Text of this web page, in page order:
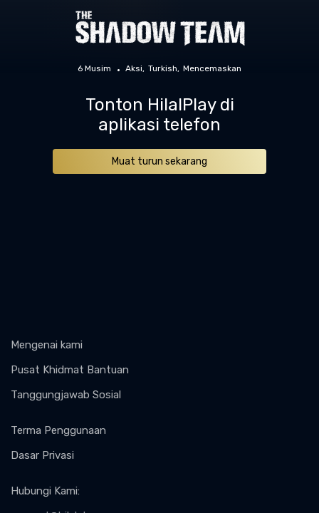
6 Musim Aksi Turkish Mencemaskan
Tonton HilalPlay di
aplikasi telefon
Muat turun sekarang
Mengenai kami
Pusat Khidmat Bantuan
Tanggungjawab Sosial
Terma Penggunaan
Dasar Privasi
Hubungi Kami: